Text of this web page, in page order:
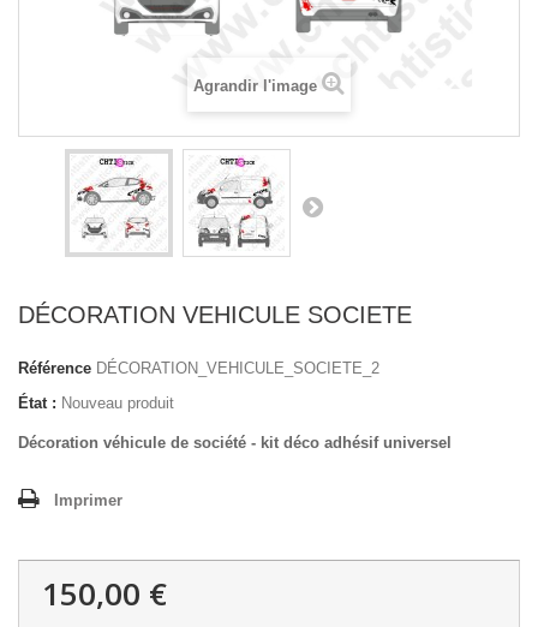
Agrandir l'image
DÉCORATION VEHICULE SOCIETE
Référence DÉCORATION_VEHICULE_SOCIETE_2
État : Nouveau produit
Décoration véhicule de société - kit déco adhésif universel
Imprimer
150,00 €